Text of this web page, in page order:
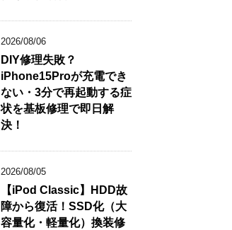
2026/08/06
DIY修理失敗？
iPhone15Proが充電でき
ない・3分で再起動する症
状を基板修理で即日解
決！
2026/08/05
【iPod Classic】HDD故
障から復活！SSD化（大
容量化・軽量化）換装修